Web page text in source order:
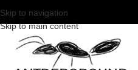
Skip to navigation
Skip to main content